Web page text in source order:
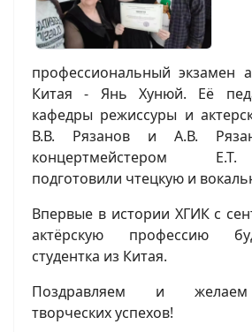
профессиональный экзамен
Китая - Янь Хунюй. Её
кафедры режиссуры и
В.В. Рязанов и А.В.
концертмейстером
подготовили чтецкую и
Впервые в истории ХГИК с
актёрскую профессию
студентка из Китая.
Поздравляем и
творческих успехов!